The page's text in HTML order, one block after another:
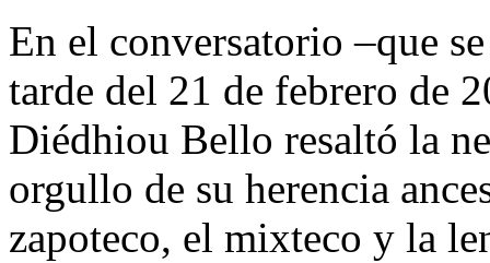
En el conversatorio –que
tarde del 21 de febrero de
Diédhiou Bello resaltó la
orgullo de su herencia
zapoteco, el mixteco y la